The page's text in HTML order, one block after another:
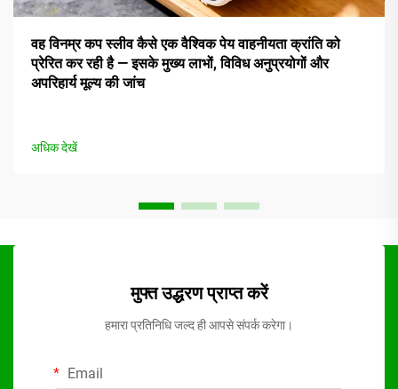
वह विनम्र कप स्लीव कैसे एक वैश्विक पेय वाहनीयता क्रांति को
प्रेरित कर रही है — इसके मुख्य लाभों, विविध अनुप्रयोगों और
अपरिहार्य मूल्य की जांच
अधिक देखें
मुफ्त उद्धरण प्राप्त करें
हमारा प्रतिनिधि जल्द ही आपसे संपर्क करेगा।
Email